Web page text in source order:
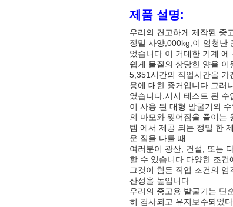
제품 설명:
우리의 견고하게 제작된 중
정밀 사양,000kg,이 엄청난
었습니다.이 거대한 기계
쉽게 물질의 상당한 양을 이
5,351시간의 작업시간을 가
용에 대한 증거입니다.그러
였습니다.시시 테스트 된 수
이 사용 된 대형 발굴기의
의 마모와 찢어짐을 줄이는
템 에서 제공 되는 정밀 한
운 짐을 다룰 때.
여러분이 광산, 건설, 또는
할 수 있습니다.다양한 조
그것이 힘든 작업 조건의
산성을 높입니다.
우리의 중고용 발굴기는 단
히 검사되고 유지보수되었